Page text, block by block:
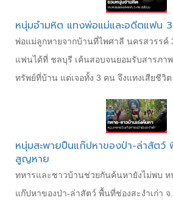
หนุ่มอำมหิต แทงพ่อแม่และอดีตแฟน
พ่อแม่ลูกหายจากบ้านที่ไพศาลี นครสวรรค์
แฟนได้ที่ ชลบุรี เค้นสอบจนยอมรับสารภา
ทรัพย์ที่บ้าน แต่เจอทั้ง 3 คน จึงแทงเสียชีวิ
หนุ่มสะพายปืนแก๊ปหาของป่า-ล่าสัตว์
สูญหาย
ทหารและชาวบ้านช่วยกันค้นหายังไม่พบ ห
แก๊ปหาของป่า-ล่าสัตว์ พื้นที่ช่องสะงำเก่า จ